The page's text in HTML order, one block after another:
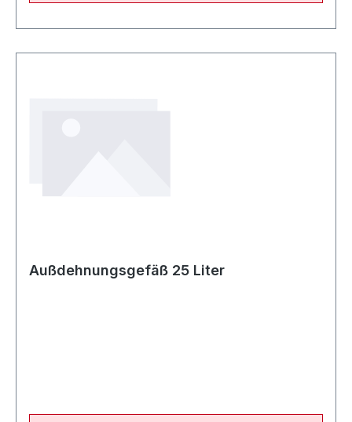
Außdehnungsgefäß 25 Liter